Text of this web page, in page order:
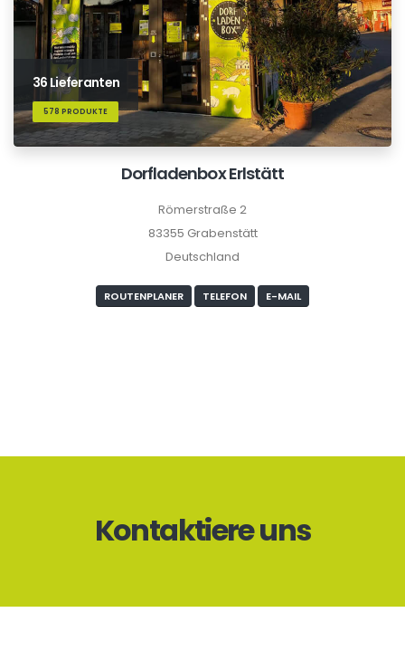
36 Lieferanten
578 PRODUKTE
Dorfladenbox Erlstätt
Römerstraße 2
83355 Grabenstätt
Deutschland
ROUTENPLANER TELEFON E-MAIL
Kontaktiere uns